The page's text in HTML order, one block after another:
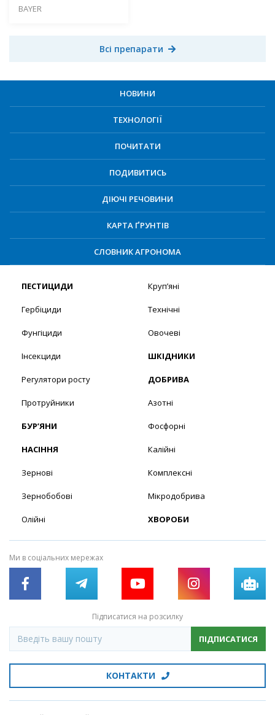
BAYER
Всі препарати
НОВИНИ
ТЕХНОЛОГІЇ
ПОЧИТАТИ
ПОДИВИТИСЬ
ДІЮЧІ РЕЧОВИНИ
КАРТА ҐРУНТІВ
СЛОВНИК АГРОНОМА
ПЕСТИЦИДИ
Гербіциди
Фунгіциди
Інсекциди
Регулятори росту
Протруйники
БУР’ЯНИ
НАСІННЯ
Зернові
Зернобобові
Олійні
Круп’яні
Технічні
Овочеві
ШКІДНИКИ
ДОБРИВА
Азотні
Фосфорні
Калійні
Комплексні
Мікродобрива
ХВОРОБИ
Ми в соціальних мережах
Підписатися на розсилку
ПІДПИСАТИСЯ
КОНТАКТИ